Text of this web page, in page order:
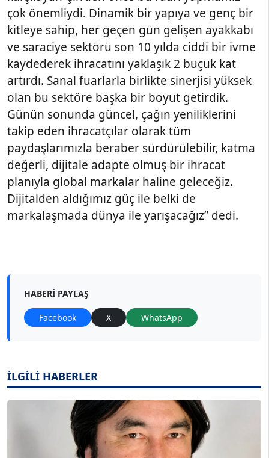
çok önemliydi. Dinamik bir yapıya ve genç bir
kitleye sahip, her geçen gün gelişen ayakkabı
ve saraciye sektörü son 10 yılda ciddi bir ivme
kaydederek ihracatını yaklaşık 2 buçuk kat
artırdı. Sanal fuarlarla birlikte sinerjisi yüksek
olan bu sektöre başka bir boyut getirdik.
Günün sonunda güncel, çağın yeniliklerini
takip eden ihracatçılar olarak tüm
paydaşlarımızla beraber sürdürülebilir, katma
değerli, dijitale adapte olmuş bir ihracat
planıyla global markalar haline geleceğiz.
Dijitalden aldığımız güç ile belki de
markalaşmada dünya ile yarışacağız” dedi.
HABERI PAYLAŞ
Facebook X WhatsApp
İLGİLİ HABERLER